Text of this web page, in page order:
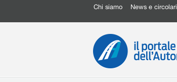
Chi siamo News e circolari